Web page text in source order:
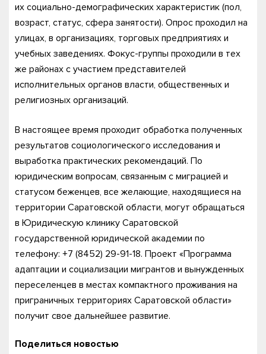
их социально-демографических характеристик (пол,
возраст, статус, сфера занятости). Опрос проходил на
улицах, в организациях, торговых предприятиях и
учебных заведениях. Фокус-группы проходили в тех
же районах с участием представителей
исполнительных органов власти, общественных и
религиозных организаций.
В настоящее время проходит обработка полученных
результатов социологического исследования и
выработка практических рекомендаций. По
юридическим вопросам, связанным с миграцией и
статусом беженцев, все желающие, находящиеся на
территории Саратовской области, могут обращаться
в Юридическую клинику Саратовской
государственной юридической академии по
телефону: +7 (8452) 29-91-18. Проект «Программа
адаптации и социализации мигрантов и вынужденных
переселенцев в местах компактного проживания на
приграничных территориях Саратовской области»
получит свое дальнейшее развитие.
Поделиться новостью